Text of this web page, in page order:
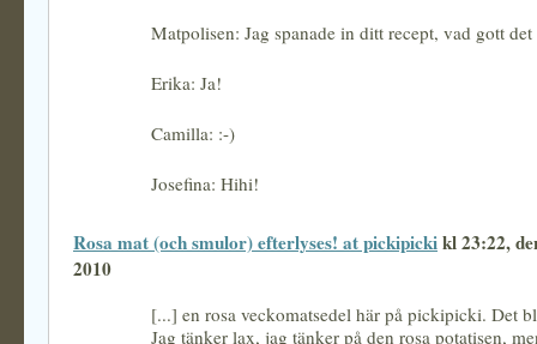
Matpolisen: Jag spanade in ditt recept, vad gott
Erika: Ja!
Camilla: :-)
Josefina: Hihi!
Rosa mat (och smulor) efterlyses! at pickipickikl 23:22,
2010
[...] en rosa veckomatsedel här på pickipicki. Det
Jag tänker lax, jag tänker på den rosa potatisen,